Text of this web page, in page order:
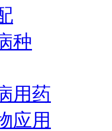
种
用药
应用